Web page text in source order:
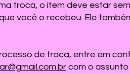
troca, o item deve estar
você o recebeu. Ele
de troca, entre em
com o assunto